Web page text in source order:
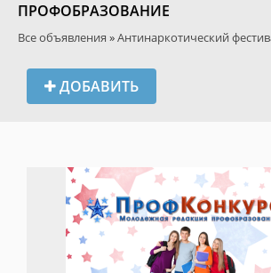
ПРОФОБРАЗОВАНИЕ
Все объявления »Антинаркотический
ДОБАВИТЬ